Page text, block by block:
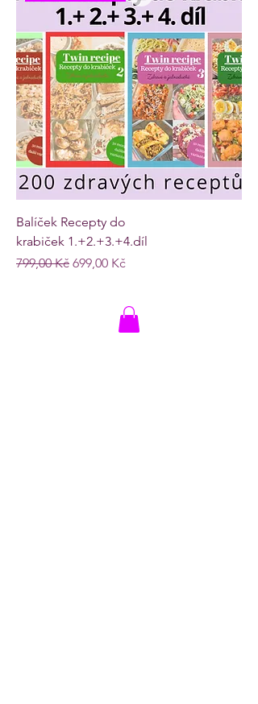
Balíček Recepty do
krabiček 1.+2.+3.+4.díl
Běžná cena
799,00 Kč Zvýhodněná cena
699,00 Kč